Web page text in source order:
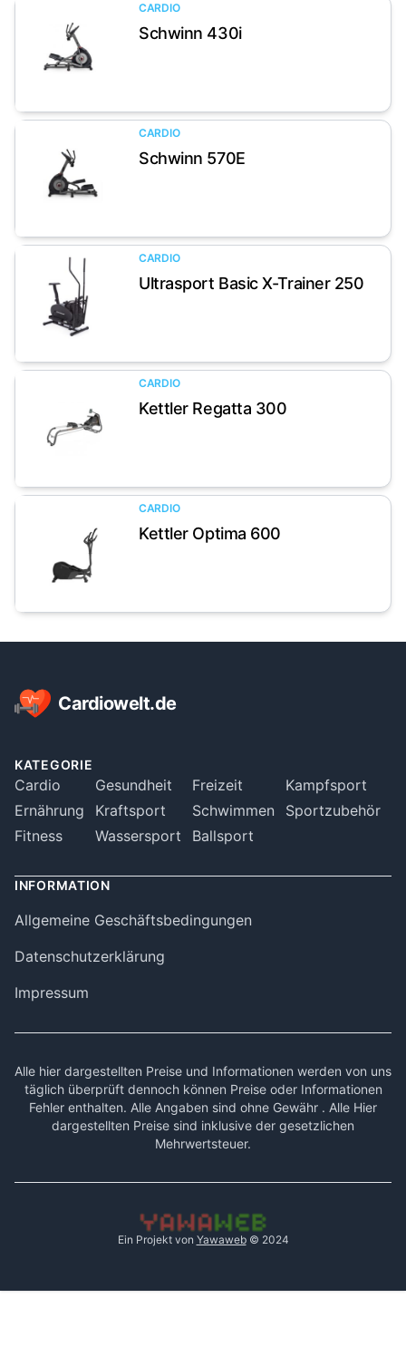
Artikel anzeigen
CARDIO
Schwinn 430i
Artikel anzeigen
CARDIO
Schwinn 570E
Artikel anzeigen
CARDIO
Ultrasport Basic X-Trainer 250
Artikel anzeigen
CARDIO
Kettler Regatta 300
Artikel anzeigen
CARDIO
Kettler Optima 600
Cardiowelt.de
KATEGORIE
Cardio
Ernährung
Fitness
Gesundheit
Kraftsport
Wassersport
Freizeit
Schwimmen
Ballsport
Kampfsport
Sportzubehör
INFORMATION
Allgemeine Geschäftsbedingungen
Datenschutzerklärung
Impressum
Alle hier dargestellten Preise und Informationen werden von uns
täglich überprüft dennoch können Preise oder Informationen
Fehler enthalten. Alle Angaben sind ohne Gewähr . Alle Hier
dargestellten Preise sind inklusive der gesetzlichen
Mehrwertsteuer.
Ein Projekt von Yawaweb© 2024